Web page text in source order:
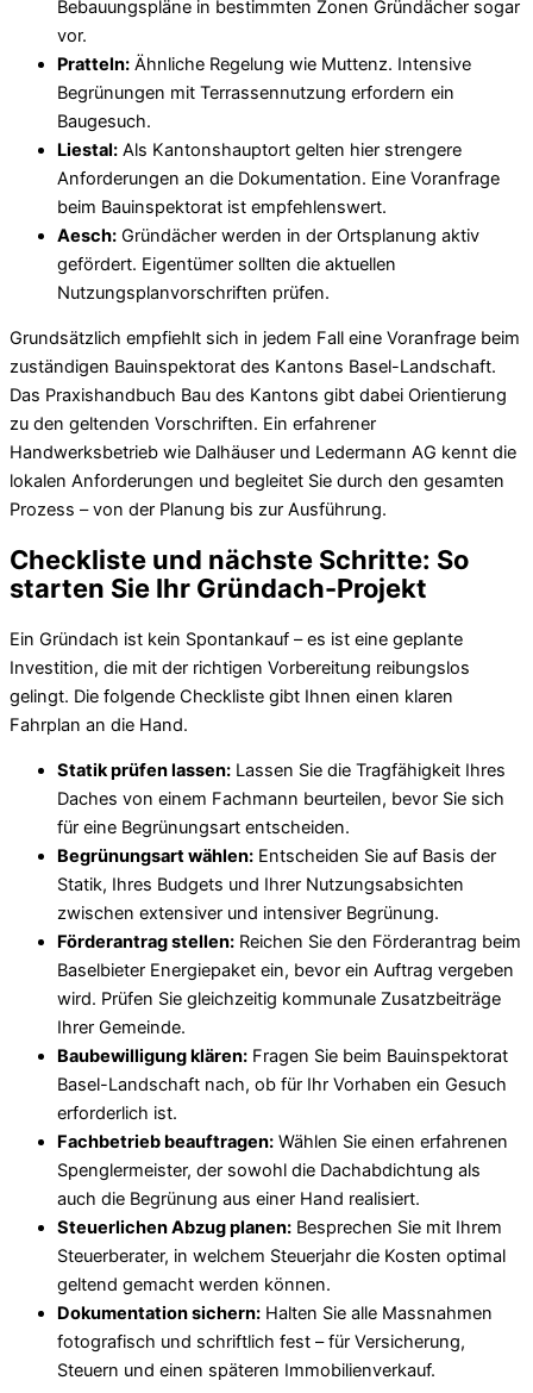
Bebauungspläne in bestimmten Zonen Gründächer sogar
vor.
Pratteln: Ähnliche Regelung wie Muttenz. Intensive
Begrünungen mit Terrassennutzung erfordern ein
Baugesuch.
Liestal: Als Kantonshauptort gelten hier strengere
Anforderungen an die Dokumentation. Eine Voranfrage
beim Bauinspektorat ist empfehlenswert.
Aesch: Gründächer werden in der Ortsplanung aktiv
gefördert. Eigentümer sollten die aktuellen
Nutzungsplanvorschriften prüfen.
Grundsätzlich empfiehlt sich in jedem Fall eine Voranfrage beim
zuständigen Bauinspektorat des Kantons Basel-Landschaft.
Das Praxishandbuch Bau des Kantons gibt dabei Orientierung
zu den geltenden Vorschriften. Ein erfahrener
Handwerksbetrieb wie Dalhäuser und Ledermann AG kennt die
lokalen Anforderungen und begleitet Sie durch den gesamten
Prozess – von der Planung bis zur Ausführung.
Checkliste und nächste Schritte: So
starten Sie Ihr Gründach-Projekt
Ein Gründach ist kein Spontankauf – es ist eine geplante
Investition, die mit der richtigen Vorbereitung reibungslos
gelingt. Die folgende Checkliste gibt Ihnen einen klaren
Fahrplan an die Hand.
Statik prüfen lassen: Lassen Sie die Tragfähigkeit Ihres
Daches von einem Fachmann beurteilen, bevor Sie sich
für eine Begrünungsart entscheiden.
Begrünungsart wählen: Entscheiden Sie auf Basis der
Statik, Ihres Budgets und Ihrer Nutzungsabsichten
zwischen extensiver und intensiver Begrünung.
Förderantrag stellen: Reichen Sie den Förderantrag beim
Baselbieter Energiepaket ein, bevor ein Auftrag vergeben
wird. Prüfen Sie gleichzeitig kommunale Zusatzbeiträge
Ihrer Gemeinde.
Baubewilligung klären: Fragen Sie beim Bauinspektorat
Basel-Landschaft nach, ob für Ihr Vorhaben ein Gesuch
erforderlich ist.
Fachbetrieb beauftragen: Wählen Sie einen erfahrenen
Spenglermeister, der sowohl die Dachabdichtung als
auch die Begrünung aus einer Hand realisiert.
Steuerlichen Abzug planen: Besprechen Sie mit Ihrem
Steuerberater, in welchem Steuerjahr die Kosten optimal
geltend gemacht werden können.
Dokumentation sichern: Halten Sie alle Massnahmen
fotografisch und schriftlich fest – für Versicherung,
Steuern und einen späteren Immobilienverkauf.